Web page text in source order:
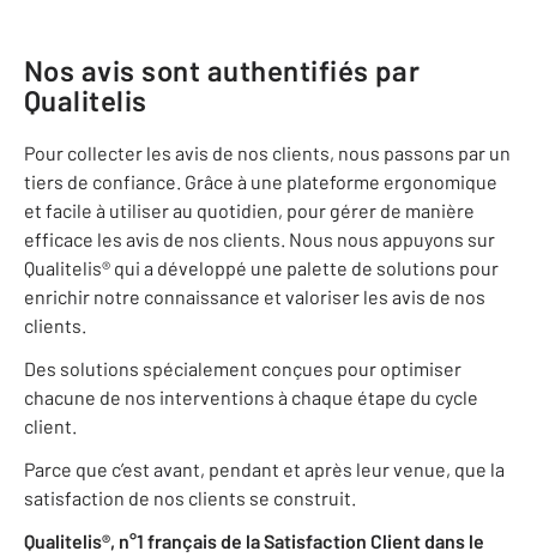
Nos avis sont authentifiés par
Qualitelis
Pour collecter les avis de nos clients, nous passons par un
tiers de confiance. Grâce à une plateforme ergonomique
et facile à utiliser au quotidien, pour gérer de manière
efficace les avis de nos clients. Nous nous appuyons sur
Qualitelis® qui a développé une palette de solutions pour
enrichir notre connaissance et valoriser les avis de nos
clients.
Des solutions spécialement conçues pour optimiser
chacune de nos interventions à chaque étape du cycle
client.
Parce que c’est avant, pendant et après leur venue, que la
satisfaction de nos clients se construit.
Qualitelis®, n°1 français de la Satisfaction Client dans le